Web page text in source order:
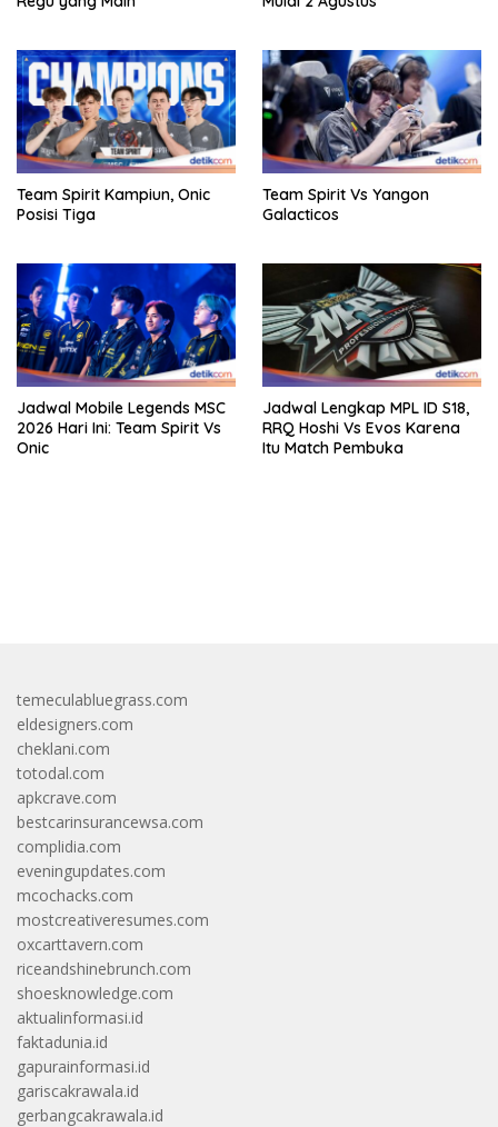
Team Spirit Kampiun, Onic
Posisi Tiga
Team Spirit Vs Yangon
Galacticos
Jadwal Mobile Legends MSC
2026 Hari Ini: Team Spirit Vs
Onic
Jadwal Lengkap MPL ID S18,
RRQ Hoshi Vs Evos Karena
Itu Match Pembuka
temeculabluegrass.com
eldesigners.com
cheklani.com
totodal.com
apkcrave.com
bestcarinsurancewsa.com
complidia.com
eveningupdates.com
mcochacks.com
mostcreativeresumes.com
oxcarttavern.com
riceandshinebrunch.com
shoesknowledge.com
aktualinformasi.id
faktadunia.id
gapurainformasi.id
gariscakrawala.id
gerbangcakrawala.id